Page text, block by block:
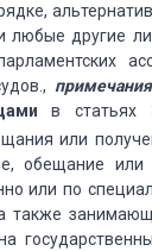
любые другие
в статьях
или
обещание или
или по
также